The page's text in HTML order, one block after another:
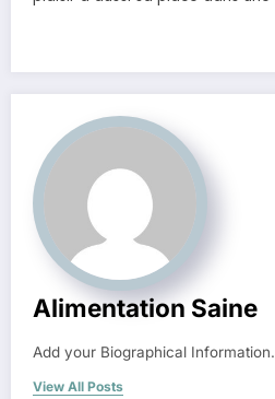
Alimentation Saine
Add your Biographical Information.
View All Posts